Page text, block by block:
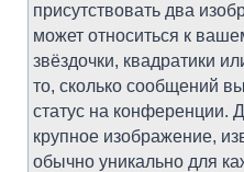
присутствовать два
может относиться к
звёздочки, квадратики
то, сколько сообщений
статус на конференции.
крупное изображение,
обычно уникально для